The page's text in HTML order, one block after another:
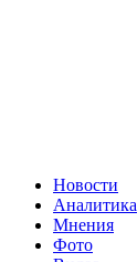
Новости
Аналитика
Мнения
Фото